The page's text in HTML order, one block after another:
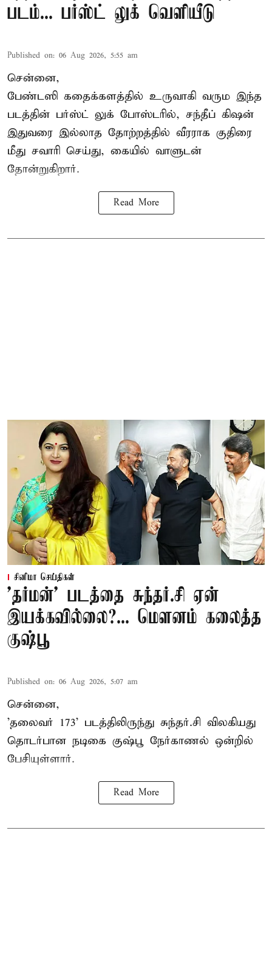
படம்... பர்ஸ்ட் லுக் வெளியீடு
Published on: 06 Aug 2026, 5:55 am
சென்னை,
பேண்டஸி கதைக்களத்தில் உருவாகி வரும இந்த
படத்தின் பர்ஸ்ட் லுக் போஸ்டரில், சந்தீப் கிஷன்
இதுவரை இல்லாத தோற்றத்தில் வீரராக குதிரை
மீது சவாரி செய்து, கையில் வாளுடன்
தோன்றுகிறார்.
Read More
சினிமா செய்திகள்
'தர்மன்' படத்தை சுந்தர்.சி ஏன்
இயக்கவில்லை?... மௌனம் கலைத்த
குஷ்பூ
Published on: 06 Aug 2026, 5:07 am
சென்னை,
'தலைவர் 173' படத்திலிருந்து சுந்தர்.சி விலகியது
தொடர்பான நடிகை குஷ்பூ நேர்காணல் ஒன்றில்
பேசியுள்ளார்.
Read More